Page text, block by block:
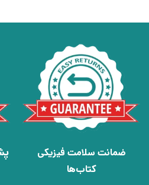
ضمانت سلامت فیزیکی
کتاب‌ها